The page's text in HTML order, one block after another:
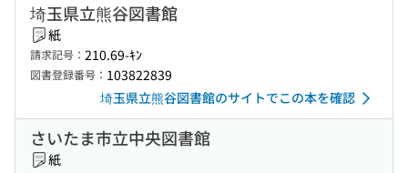
埼玉県立熊谷図書館
紙
請求記号： 210.69-ｷﾝ
図書登録番号： 103822839
埼玉県立熊谷図書館のサイトでこの本を確認
さいたま市立中央図書館
紙